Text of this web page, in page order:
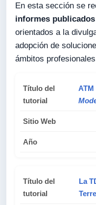
En esta sección se
informes
orientados a la
adopción de
ámbitos
ATM
La